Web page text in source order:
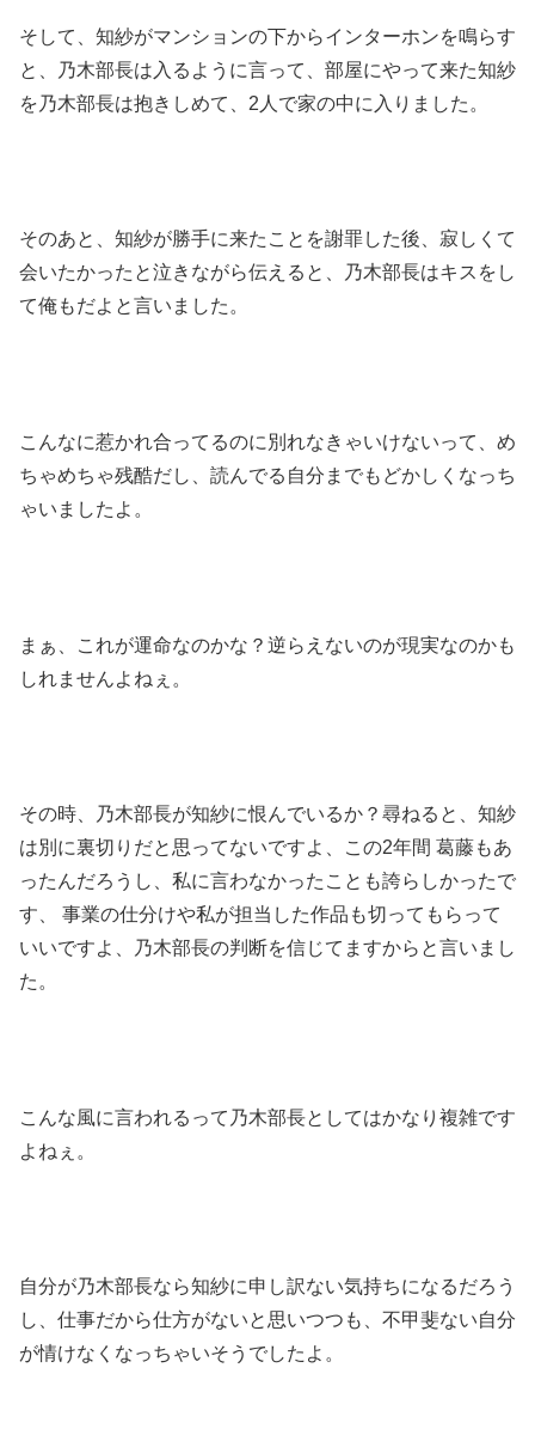
そして、知紗がマンションの下からインターホンを鳴らす
と、乃木部長は入るように言って、部屋にやって来た知紗
を乃木部長は抱きしめて、2人で家の中に入りました。
そのあと、知紗が勝手に来たことを謝罪した後、寂しくて
会いたかったと泣きながら伝えると、乃木部長はキスをし
て俺もだよと言いました。
こんなに惹かれ合ってるのに別れなきゃいけないって、め
ちゃめちゃ残酷だし、読んでる自分までもどかしくなっち
ゃいましたよ。
まぁ、これが運命なのかな？逆らえないのが現実なのかも
しれませんよねぇ。
その時、乃木部長が知紗に恨んでいるか？尋ねると、知紗
は別に裏切りだと思ってないですよ、この2年間 葛藤もあ
ったんだろうし、私に言わなかったことも誇らしかったで
す、 事業の仕分けや私が担当した作品も切ってもらって
いいですよ、乃木部長の判断を信じてますからと言いまし
た。
こんな風に言われるって乃木部長としてはかなり複雑です
よねぇ。
自分が乃木部長なら知紗に申し訳ない気持ちになるだろう
し、仕事だから仕方がないと思いつつも、不甲斐ない自分
が情けなくなっちゃいそうでしたよ。